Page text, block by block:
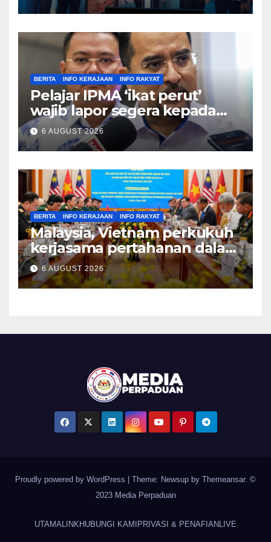
BERITA INFO KERAJAAN INFO RAKYAT
Pelajar IPMA ‘ikat perut’
wajib lapor segera kepada
Pengarah – Asyraf Wajdi
6 AUGUST 2026
BERITA INFO KERAJAAN INFO RAKYAT
Malaysia, Vietnam perkukuh
kerjasama pertahanan dalam
bidang strategik termasuk
AI, perkongsian risikan –
Khaled Nordin
6 AUGUST 2026
Proudly powered by WordPress Theme: Newsup by Themeansar. ©
2023 Media Perpaduan
UTAMALINKHUBUNGI KAMI PRIVASI & PENAFIAN LIVE